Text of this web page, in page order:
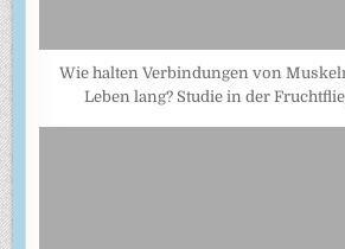
Wie halten Verbindungen von
Leben lang? Studie in der